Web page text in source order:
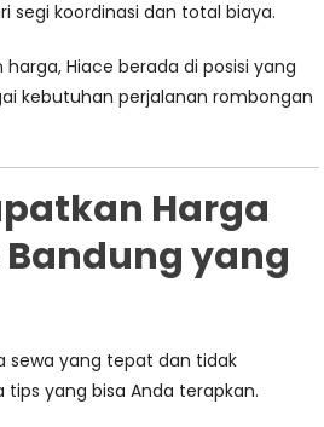
segi koordinasi dan total biaya.
Hiace berada di posisi yang
kebutuhan perjalanan rombongan
Harga
Bandung yang
sewa yang tepat dan tidak
yang bisa Anda terapkan.